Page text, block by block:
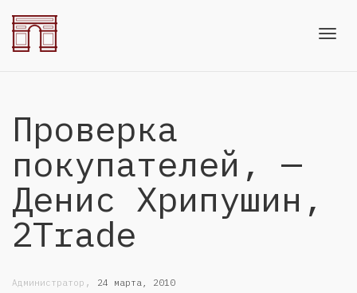
Проверка
покупателей, —
Денис Хрипушин,
2Trade
Администратор , 24 марта, 2010